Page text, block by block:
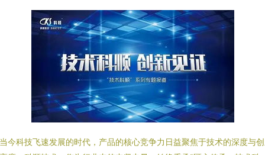
今科技飞速发展的时代，产品的核心竞争力日益聚焦于技术的深度与